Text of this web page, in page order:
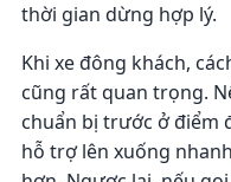
thời gian dừng hợp lý.
Khi xe đông khách,
cũng rất quan trọng.
chuẩn bị trước ở điểm
hỗ trợ lên xuống